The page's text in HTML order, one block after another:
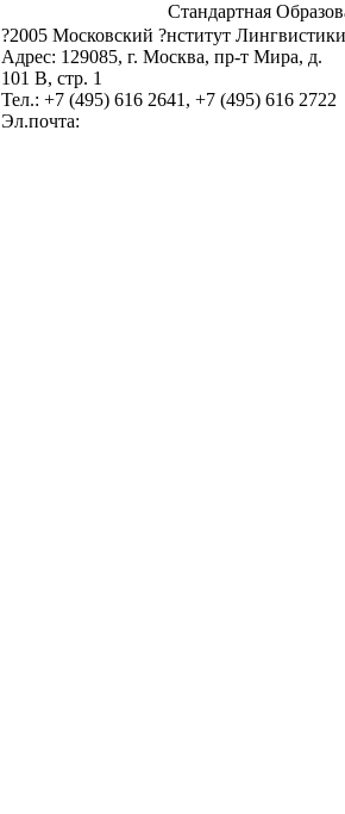
Стандартная
?2005 Московский ?нститут Лингвистики
Адрес: 129085, г. Москва, пр-т Мира, д.
101 В, стр. 1
Тел.: +7 (495) 616 2641, +7 (495) 616 2722
Эл.почта: